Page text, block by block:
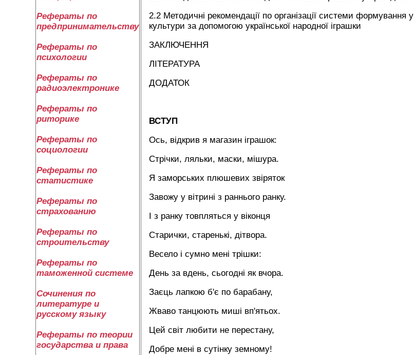
Рефераты по
предпринимательству
Рефераты по
психологии
Рефераты по
радиоэлектронике
Рефераты по
риторике
Рефераты по
социологии
Рефераты по
статистике
Рефераты по
страхованию
Рефераты по
строительству
Рефераты по
таможенной системе
Сочинения по
литературе и
русскому языку
Рефераты по теории
государства и права
2.2 Методичні рекомендації по організації системи формування
культури за допомогою української народної іграшки
ЗАКЛЮЧЕННЯ
ЛІТЕРАТУРА
ДОДАТОК
ВСТУП
Ось, відкрив я магазин іграшок:
Стрічки, ляльки, маски, мішура.
Я заморських плюшевих звіряток
Завожу у вітрині з раннього ранку.
І з ранку товпляться у віконця
Старички, старенькі, дітвора.
Весело і сумно мені трішки:
День за вдень, сьогодні як вчора.
Заєць лапкою б'є по барабану,
Жваво танцюють миші вп'ятьох.
Цей світ любити не перестану,
Добре мені в сутінку земному!